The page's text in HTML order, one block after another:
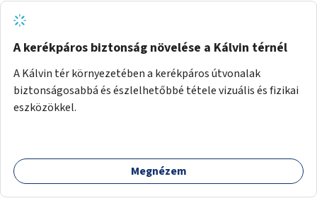
A kerékpáros biztonság növelése a Kálvin térnél
A Kálvin tér környezetében a kerékpáros útvonalak
biztonságosabbá és észlelhetőbbé tétele vizuális és fizikai
eszközökkel.
Megnézem